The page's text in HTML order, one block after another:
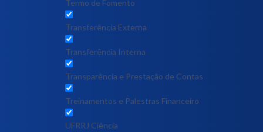
Termo de Fomento
Transferência Externa
Transferência Interna
Transparência e Prestação de Contas
Treinamentos e Palestras Financeiro
UFRRJ Ciência